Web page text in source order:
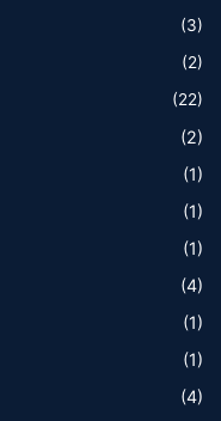
(3)
(2)
(22)
(2)
(1)
(1)
(1)
(4)
(1)
(1)
(4)